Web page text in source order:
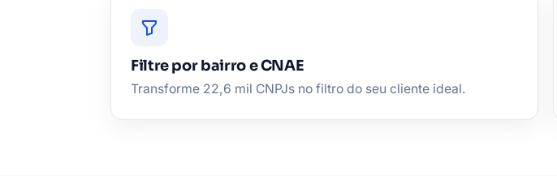
Filtre por bairro e CNAE
Transforme 22,6 mil CNPJs no filtro do seu cliente ideal.